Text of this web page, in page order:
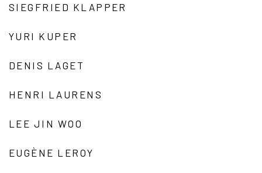
SIEGFRIED KLAPPER
YURI KUPER
DENIS LAGET
HENRI LAURENS
LEE JIN WOO
EUGÈNE LEROY